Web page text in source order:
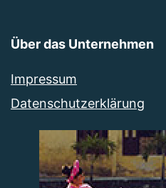
Über das Unternehmen
Impressum
Datenschutzerklärung